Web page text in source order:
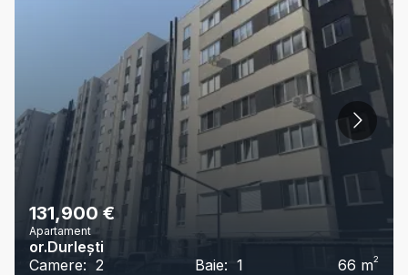
131,900€
Apartament
or.Durlești
Camere: 2 Baie: 1 66 m2